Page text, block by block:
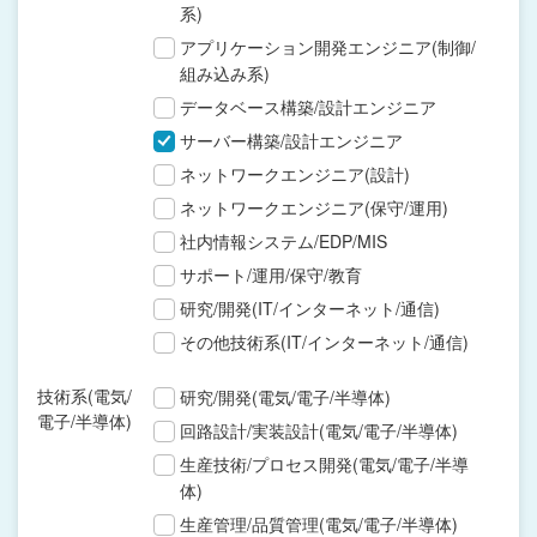
系)
アプリケーション開発エンジニア(制御/
組み込み系)
データベース構築/設計エンジニア
サーバー構築/設計エンジニア
ネットワークエンジニア(設計)
ネットワークエンジニア(保守/運用)
社内情報システム/EDP/MIS
サポート/運用/保守/教育
研究/開発(IT/インターネット/通信)
その他技術系(IT/インターネット/通信)
技術系(電気/
電子/半導体)
研究/開発(電気/電子/半導体)
回路設計/実装設計(電気/電子/半導体)
生産技術/プロセス開発(電気/電子/半導
体)
生産管理/品質管理(電気/電子/半導体)